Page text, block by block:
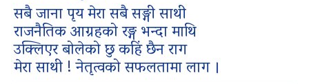
सबै जाना पृय मेरा सबै सङ्गी साथी
राजनैतिक आग्रहको रङ्ग भन्दा माथि
उक्लिएर बोलेको छु कहिं छैन राग
मेरा साथी ! नेतृत्वको सफलतामा लाग ।